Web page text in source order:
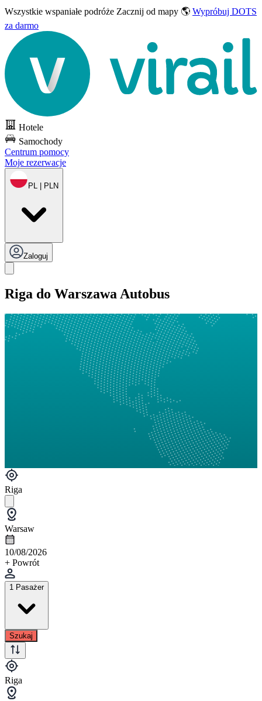
Wszystkie wspaniałe podróże Zacznij od mapy 🌎 Wypróbuj DOTS
za darmo
Hotele
Samochody
Centrum pomocy
Moje rezerwacje
PL | PLN
Zaloguj
Riga do Warszawa Autobus
Riga
Warsaw
10/08/2026
+ Powrót
1 Pasażer
Szukaj
Riga